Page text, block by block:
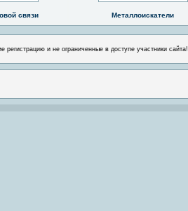
связи Металлоискатели
регистрацию и не ограниченные в доступе участники сайта!